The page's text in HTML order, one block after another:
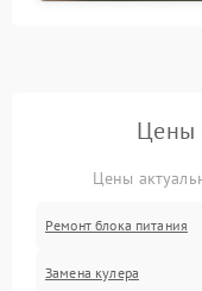
Цены
Цены
Ремонт блока питания
Замена кулера